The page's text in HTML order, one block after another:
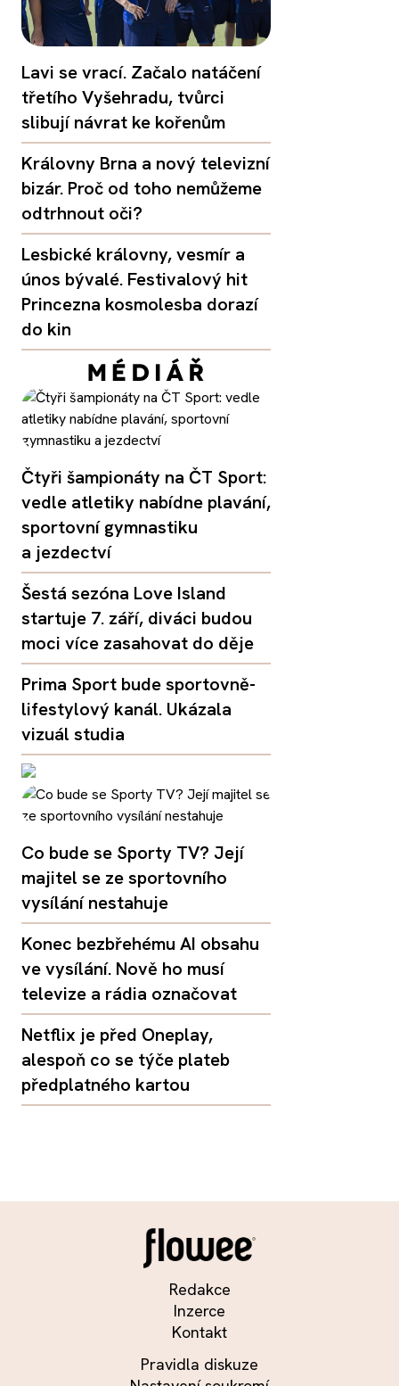
Lavi se vrací. Začalo natáčení
třetího Vyšehradu, tvůrci
slibují návrat ke kořenům
Královny Brna a nový televizní
bizár. Proč od toho nemůžeme
odtrhnout oči?
Lesbické královny, vesmír a
únos bývalé. Festivalový hit
Princezna kosmolesba dorazí
do kin
Čtyři šampionáty na ČT Sport:
vedle atletiky nabídne plavání,
sportovní gymnastiku
a jezdectví
Šestá sezóna Love Island
startuje 7. září, diváci budou
moci více zasahovat do děje
Prima Sport bude sportovně-
lifestylový kanál. Ukázala
vizuál studia
Co bude se Sporty TV? Její
majitel se ze sportovního
vysílání nestahuje
Konec bezbřehému AI obsahu
ve vysílání. Nově ho musí
televize a rádia označovat
Netflix je před Oneplay,
alespoň co se týče plateb
předplatného kartou
Redakce
Inzerce
Kontakt
Pravidla diskuze